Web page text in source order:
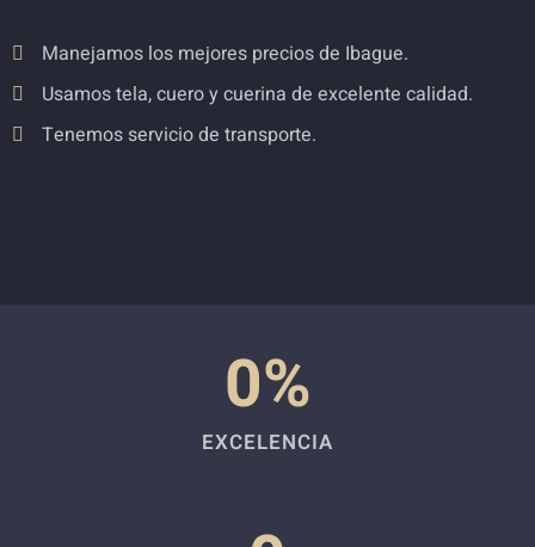
Manejamos los mejores precios de Ibague.
Usamos tela, cuero y cuerina de excelente calidad.
Tenemos servicio de transporte.
EXCELENCIA
0%